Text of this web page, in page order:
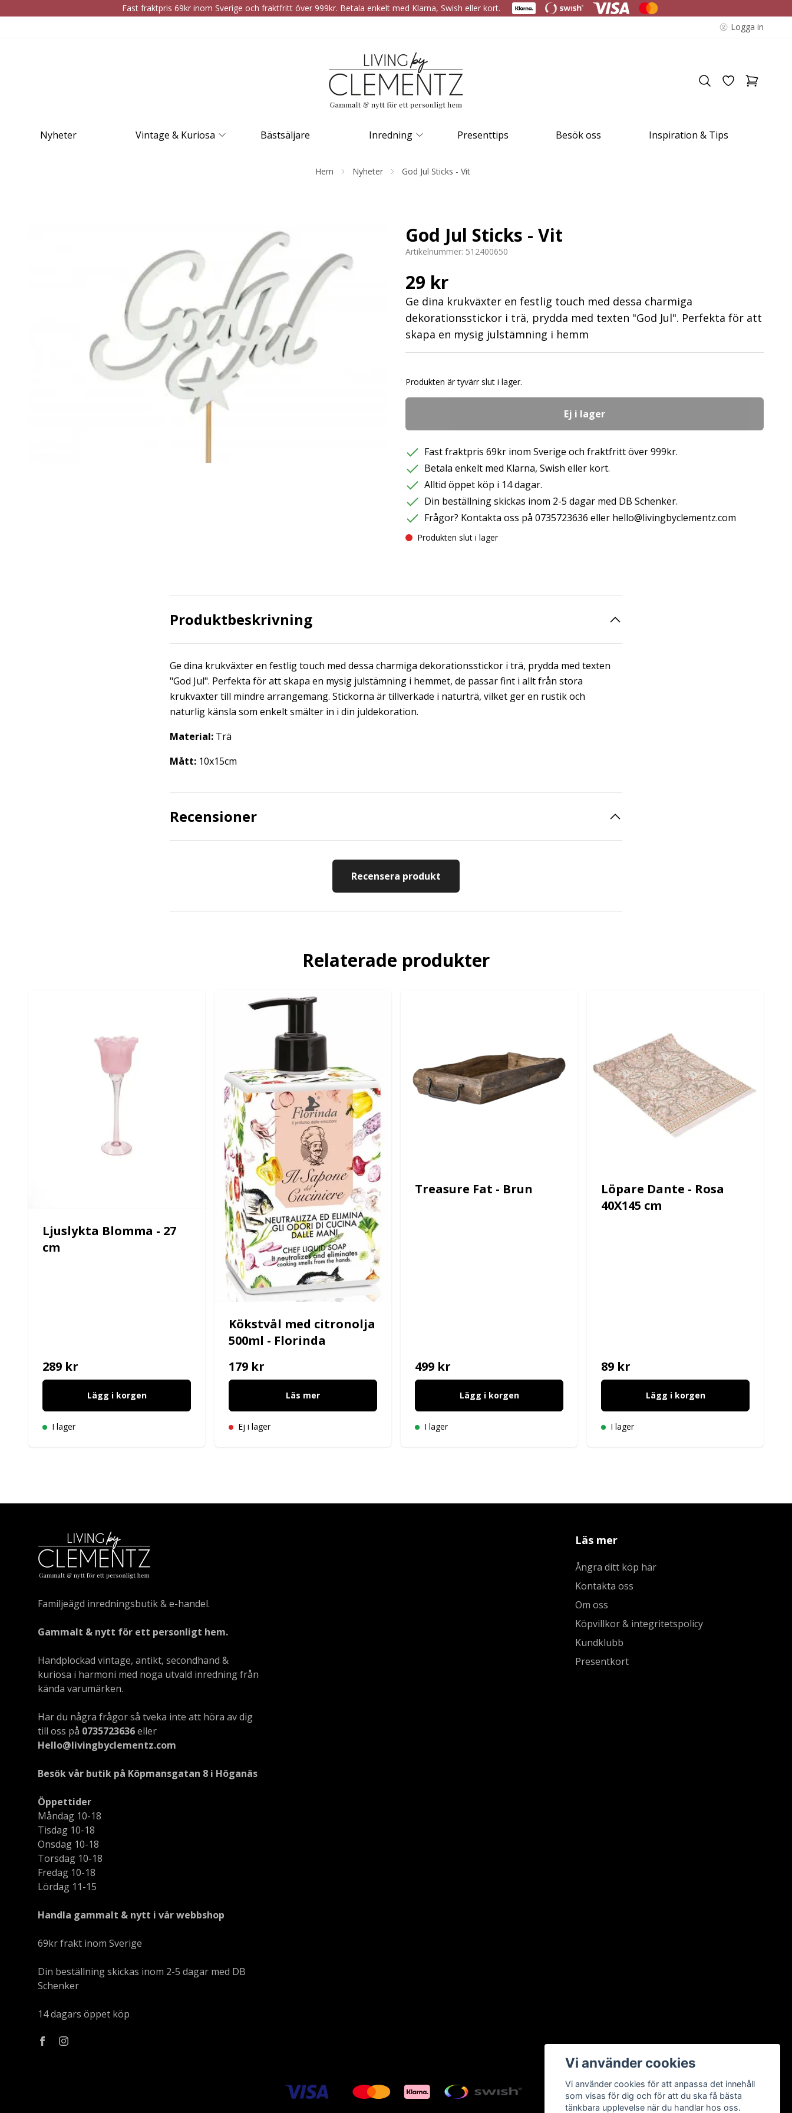
Fast fraktpris 69kr inom Sverige och fraktfritt över 999kr. Betala enkelt med Klarna, Swish eller kort.
Logga in
Nyheter Vintage & Kuriosa Bästsäljare Inredning Presenttips Besök oss Inspiration & Tips
Hem Nyheter God Jul Sticks - Vit
God Jul Sticks - Vit
Artikelnummer: 512400650
29 kr
Ge dina krukväxter en festlig touch med dessa charmiga
dekorationsstickor i trä, prydda med texten "God Jul". Perfekta för att
skapa en mysig julstämning i hemm
Produkten är tyvärr slut i lager.
Ej i lager
Fast fraktpris 69kr inom Sverige och fraktfritt över 999kr.
Betala enkelt med Klarna, Swish eller kort.
Alltid öppet köp i 14 dagar.
Din beställning skickas inom 2-5 dagar med DB Schenker.
Frågor? Kontakta oss på 0735723636 eller hello@livingbyclementz.com
Produkten slut i lager
Produktbeskrivning
Ge dina krukväxter en festlig touch med dessa charmiga dekorationsstickor i trä, prydda med texten
"God Jul". Perfekta för att skapa en mysig julstämning i hemmet, de passar fint i allt från stora
krukväxter till mindre arrangemang. Stickorna är tillverkade i naturträ, vilket ger en rustik och
naturlig känsla som enkelt smälter in i din juldekoration.
Material: Trä
Mått: 10x15cm
Recensioner
Recensera produkt
Relaterade produkter
Ljuslykta Blomma - 27
cm
289 kr
Lägg i korgen
I lager
Kökstvål med citronolja
500ml - Florinda
179 kr
Läs mer
Ej i lager
Treasure Fat - Brun
499 kr
Lägg i korgen
I lager
Löpare Dante - Rosa
40X145 cm
89 kr
Lägg i korgen
I lager
Familjeägd inredningsbutik & e-handel.
Gammalt & nytt för ett personligt hem.
Handplockad vintage, antikt, secondhand &
kuriosa i harmoni med noga utvald inredning från
kända varumärken.
Har du några frågor så tveka inte att höra av dig
till oss på 0735723636eller
Hello@livingbyclementz.com
Besök vår butik på Köpmansgatan 8 i Höganäs
Öppettider
Måndag 10-18
Tisdag 10-18
Onsdag 10-18
Torsdag 10-18
Fredag 10-18
Lördag 11-15
Handla gammalt & nytt i vår webbshop
69kr frakt inom Sverige
Din beställning skickas inom 2-5 dagar med DB
Schenker
14 dagars öppet köp
Läs mer
Ångra ditt köp här
Kontakta oss
Om oss
Köpvillkor & integritetspolicy
Kundklubb
Presentkort
Vi använder cookies
Vi använder cookies för att anpassa det innehåll
som visas för dig och för att du ska få bästa
tänkbara upplevelse när du handlar hos oss.